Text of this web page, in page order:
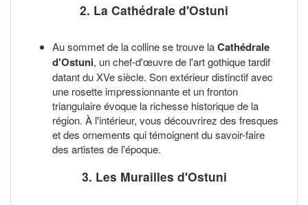
2. La Cathédrale d'Ostuni
Au sommet de la colline se trouve laCathédrale
d'Ostuni, un chef-d'œuvre de l'art gothique tardif
datant du XVe siècle. Son extérieur distinctif avec
une rosette impressionnante et un fronton
triangulaire évoque la richesse historique de la
région. À l'intérieur, vous découvrirez des fresques
et des ornements qui témoignent du savoir-faire
des artistes de l'époque.
3. Les Murailles d'Ostuni